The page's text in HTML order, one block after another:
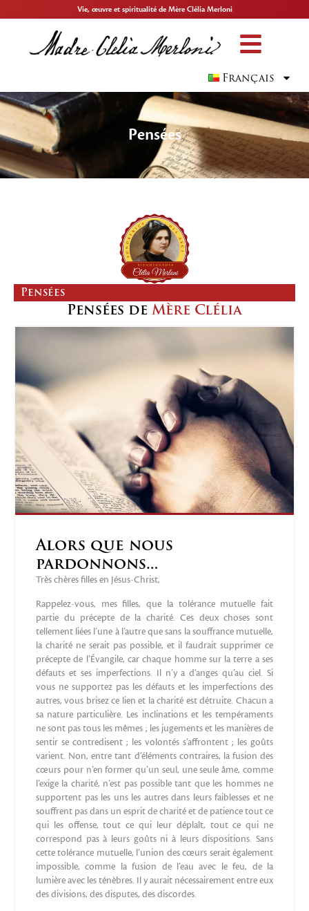
Vie, œuvre et spiritualité de Mère Clélia Merloni
Français
Pensées
Pensées
Pensées deMère Clélia
Alors que nous
pardonnons…
Très chères filles en Jésus-Christ,
Rappelez-vous, mes filles, que la tolérance mutuelle fait
partie du précepte de la charité. Ces deux choses sont
tellement liées l’une à l’autre que sans la souffrance mutuelle,
la charité ne serait pas possible, et il faudrait supprimer ce
précepte de l’Évangile, car chaque homme sur la terre a ses
défauts et ses imperfections. Il n’y a d’anges qu’au ciel. Si
vous ne supportez pas les défauts et les imperfections des
autres, vous brisez ce lien et la charité est détruite. Chacun a
sa nature particulière. Les inclinations et les tempéraments
ne sont pas tous les mêmes ; les jugements et les manières de
sentir se contredisent ; les volontés s’affrontent ; les goûts
varient. Non, entre tant d’éléments contraires, la fusion des
cœurs pour n’en former qu’un seul, une seule âme, comme
l’exige la charité, n’est pas possible tant que les hommes ne
supportent pas les uns les autres dans leurs faiblesses et ne
souffrent pas dans un esprit de charité et de patience tout ce
qui les offense, tout ce qui leur déplaît, tout ce qui ne
correspond pas à leurs goûts ni à leurs dispositions. Sans
cette tolérance mutuelle, l’union des cœurs serait également
impossible, comme la fusion de l’eau avec le feu, de la
lumière avec les ténèbres. Il y aurait nécessairement entre eux
des divisions, des disputes, des discordes.